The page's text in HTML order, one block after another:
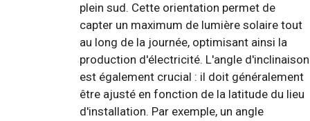
plein sud. Cette orientation permet de
capter un maximum de lumière solaire tout
au long de la journée, optimisant ainsi la
production d'électricité. L'angle d'inclinaison
est également crucial : il doit généralement
être ajusté en fonction de la latitude du lieu
d'installation. Par exemple, un angle